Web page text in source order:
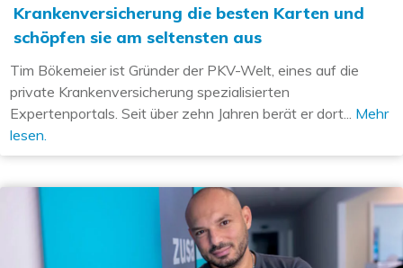
Krankenversicherung die besten Karten und
schöpfen sie am seltensten aus
Tim Bökemeier ist Gründer der PKV-Welt, eines auf die
private Krankenversicherung spezialisierten
Expertenportals. Seit über zehn Jahren berät er dort... Mehr
lesen.